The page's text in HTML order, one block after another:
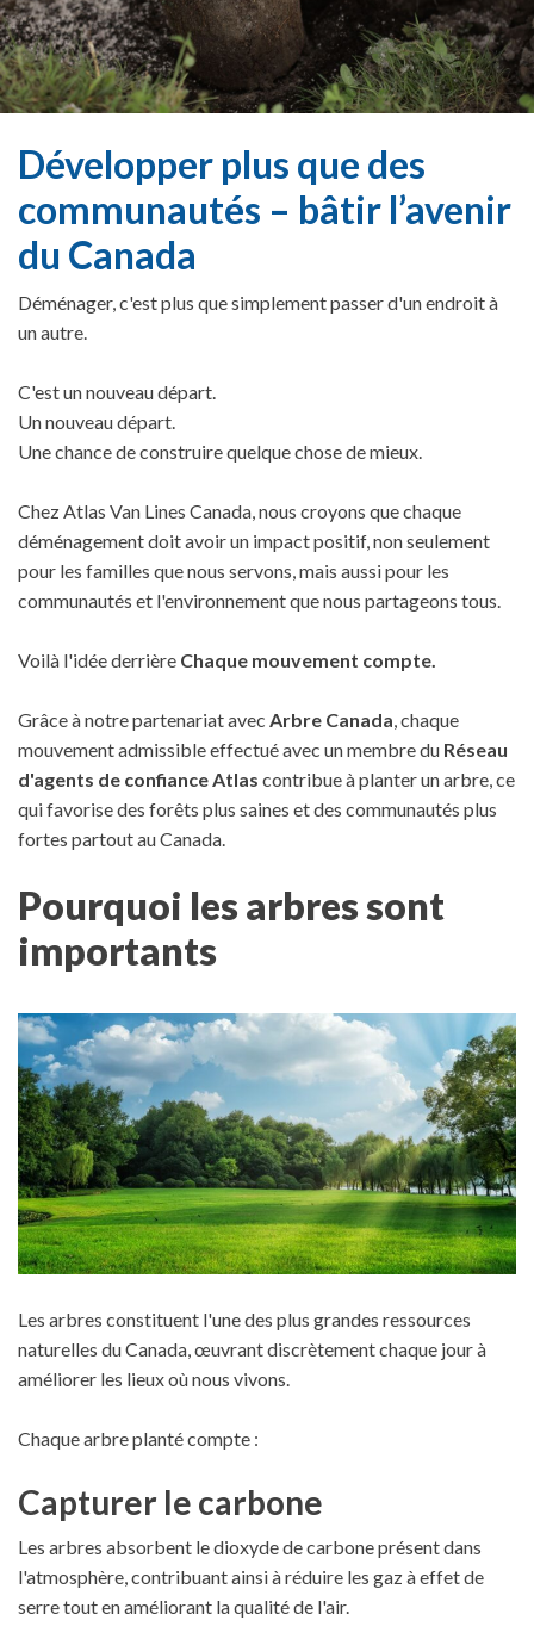
Développer plus que des
communautés – bâtir l’avenir
du Canada
Déménager, c'est plus que simplement passer d'un endroit à
un autre.
C'est un nouveau départ.
Un nouveau départ.
Une chance de construire quelque chose de mieux.
Chez Atlas Van Lines Canada, nous croyons que chaque
déménagement doit avoir un impact positif, non seulement
pour les familles que nous servons, mais aussi pour les
communautés et l'environnement que nous partageons tous.
Voilà l'idée derrière Chaque mouvement compte.
Grâce à notre partenariat avec Arbre Canada, chaque
mouvement admissible effectué avec un membre du Réseau
d'agents de confiance Atlas contribue à planter un arbre, ce
qui favorise des forêts plus saines et des communautés plus
fortes partout au Canada.
Pourquoi les arbres sont
importants
Les arbres constituent l'une des plus grandes ressources
naturelles du Canada, œuvrant discrètement chaque jour à
améliorer les lieux où nous vivons.
Chaque arbre planté compte :
Capturer le carbone
Les arbres absorbent le dioxyde de carbone présent dans
l'atmosphère, contribuant ainsi à réduire les gaz à effet de
serre tout en améliorant la qualité de l'air.